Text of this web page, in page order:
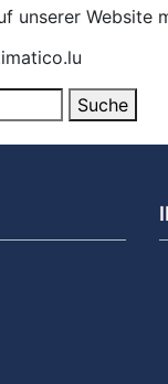
unserer Website